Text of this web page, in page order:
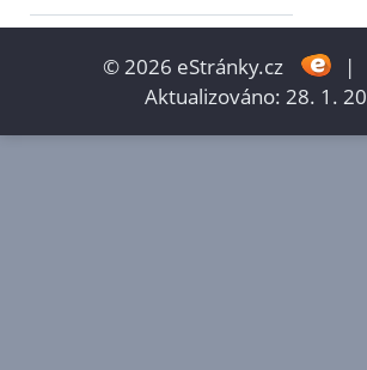
© 2026 eStránky.cz |
Aktualizováno: 28. 1.